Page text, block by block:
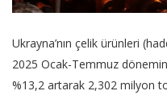
Ukrayna’nın çelik ürünleri
2025 Ocak-Temmuz
%13,2 artarak 2,302 milyon